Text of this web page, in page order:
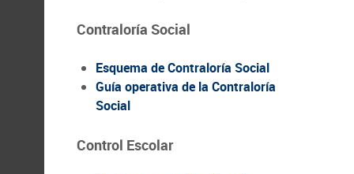
Contraloría Social
Esquema de Contraloría Social
Guía operativa de la Contraloría
Social
Control Escolar